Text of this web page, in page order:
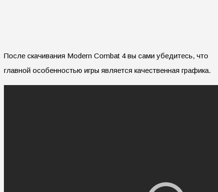
После скачивания Modern Combat 4 вы сами убедитесь, что
главной особенностью игры является качественная графика.